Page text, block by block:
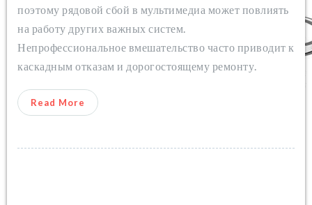
поэтому рядовой сбой в мультимедиа может повлиять
на работу других важных систем.
Непрофессиональное вмешательство часто приводит к
каскадным отказам и дорогостоящему ремонту.
Read More